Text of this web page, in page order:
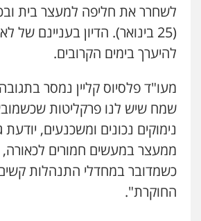
עו"ד אלון קריטי
פלילי כלכלי
0525544654
עו"ד דפנה לביא
משפחה גישור
0507206063
לשחרר את חליפה למעצר בית
(25 בינואר). הדיון בעניינם של
להיערך בימים הקרובים.
מעו"ד פלסיוס קליין נמסר
שמח שיש לנו פרקליטות
נימוקים נכונים ומשכנעים,
ממעצר במעשים חמורים לכאורה,
כשמדובר במחדלי התנהלות
החוקרת".
קורל קרוז – עורך דין
משפט פלילי
0545437431
עו"ד עלי סעדי
פלילי פשיעה חמורה
ומעצרים
0508824984
עו"ד תומר בנישתי
פלילי מעצרים וחקירות